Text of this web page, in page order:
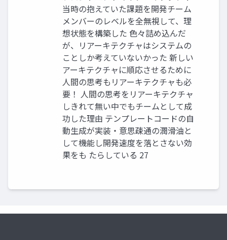
当時の抱えていた課題を開発チーム
メンバーのレベルを全無視して、理
想状態を構築した 色々詰め込んだ
が、リアーキテクチャはシステムの
ことしか考えていないかった 新しい
アーキテクチャに順応させるために
人間の思考もリアーキテクチャも必
要！ 人間の思考をリアーキテクチャ
しきれて無い中でもチームとして成
功した理由 テンプレートコードの自
動生成が実装・意思疎通の潤滑油と
して機能し開発速度を落とさない効
果をも たらしている 27